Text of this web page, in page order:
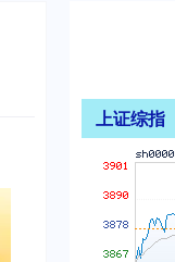
上证综指